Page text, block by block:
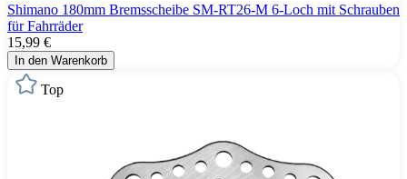
Shimano 180mm Bremsscheibe SM-RT26-M 6-Loch mit Schrauben
für Fahrräder
15,99 €
In den Warenkorb
Top